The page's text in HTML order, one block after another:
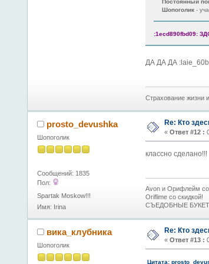
Постоянный
Шопоголик-
:1ecd890fbd09:
ДА ДА ДА
Страхование жизни
prosto_devushka
Шопоголик
Сообщений: 1835
Пол:
Spartak Moskow!!!
Имя: Irina
Re: Кто
« Ответ #12 :
классно сделано!!!
Avon и Орифлейм со
Oriflime со скидкой!
СЪЕДОБНЫЕ
вика_клубника
Шопоголик
Re: Кто
« Ответ #13 :
Цитата: